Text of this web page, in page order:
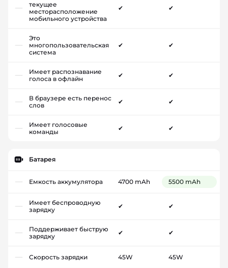
текущее
месторасположение
мобильного устройства
✔ ✔
Это
многопользовательская
система
✔ ✔
Имеет распознавание
голоса в офлайн
✔ ✔
В браузере есть перенос
слов
✔ ✔
Имеет голосовые
команды
✔ ✔
Батарея
Емкость аккумулятора 4700 mAh 5500 mAh
Имеет беспроводную
зарядку
✔ ✔
Поддерживает быструю
зарядку
✔ ✔
Скорость зарядки 45W 45W